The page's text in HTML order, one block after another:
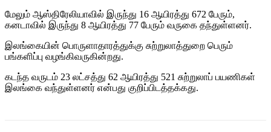
மேலும் ஆஸ்திரேலியாவில் இருந்து 16 ஆயிரத்து 672 பேரும்,
கனடாவில் இருந்து 8 ஆயிரத்து 77 பேரும் வருகை தந்துள்ளனர்.
இலங்கையின் பொருளாதாரத்துக்கு சுற்றுலாத்துறை பெரும்
பங்களிப்பு வழங்கிவருகின்றது.
கடந்த வருடம் 23 லட்சத்து 62 ஆயிரத்து 521 சுற்றுலாப் பயணிகள்
இலங்கை வந்துள்ளனர் என்பது குறிப்பிடத்தக்கது.